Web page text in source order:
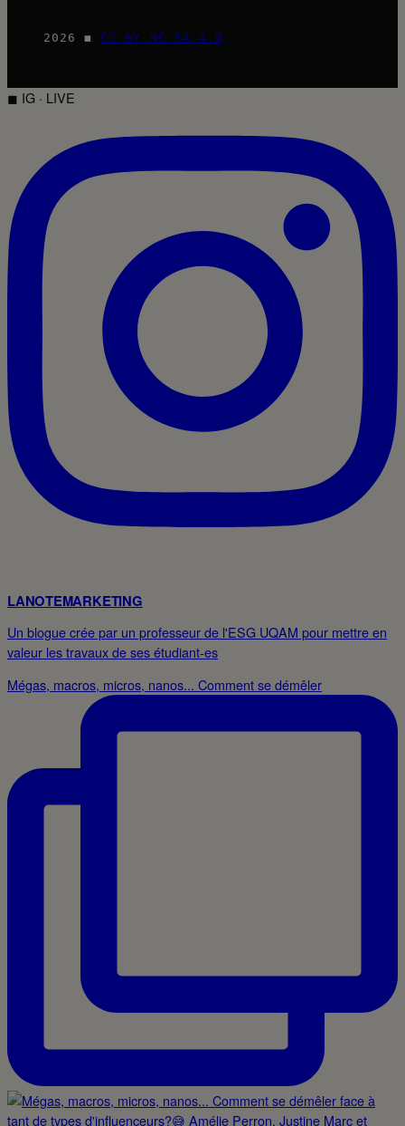
2026 ◼ CC BY-NC-SA 4.0
◼ IG · LIVE
LANOTEMARKETING
Un blogue crée par un professeur de l'ESG UQAM pour mettre en
valeur les travaux de ses étudiant-es
Mégas, macros, micros, nanos... Comment se démêler